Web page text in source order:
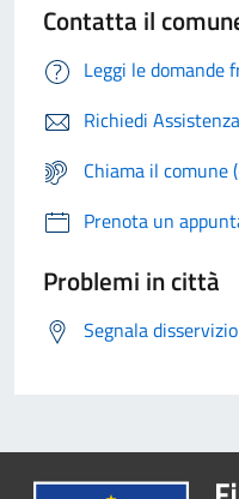
Contatta il
Leggi le domande
Richiedi Assistenza
Chiama il comune
Prenota un
Problemi in città
Segnala disservizio